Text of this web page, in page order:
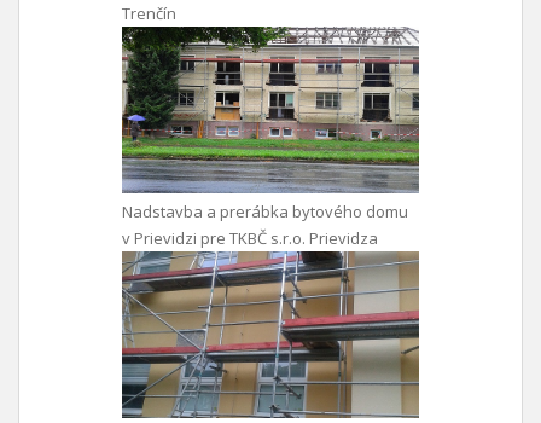
Trenčín
Nadstavba a prerábka bytového domu
v Prievidzi pre TKBČ s.r.o. Prievidza